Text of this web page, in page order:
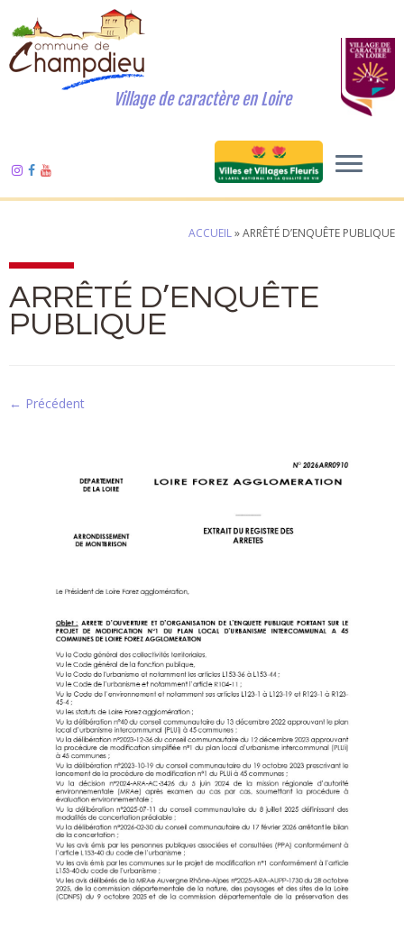
Village de caractère en Loire
ACCUEIL»ARRÊTÉ D’ENQUÊTE PUBLIQUE
ARRÊTÉ D’ENQUÊTE
PUBLIQUE
← Précédent